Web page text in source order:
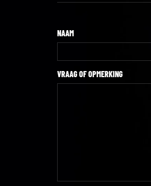
NAAM
VRAAG OF OPMERKING